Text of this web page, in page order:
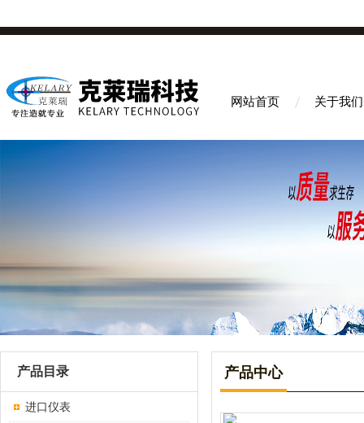
网站首页 关于我们
产品目录
进口仪表
产品中心